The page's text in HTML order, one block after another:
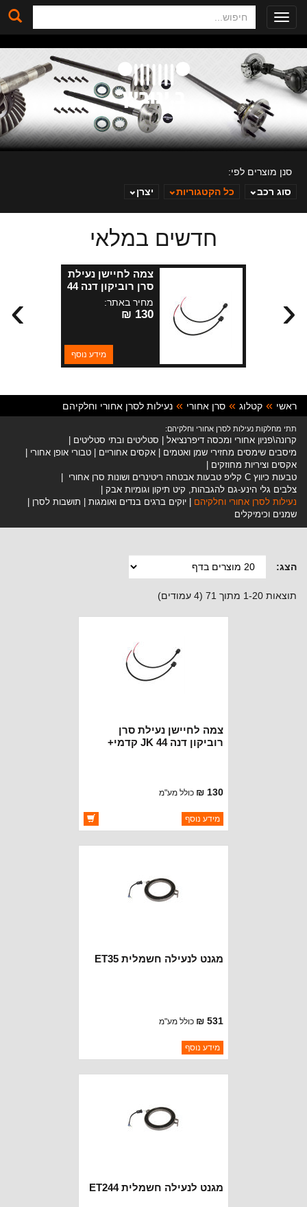
Toggle
navigation
ב. ינוביץ
סנן מוצרים לפי:
סוג רכב
כל הקטגוריות יצרן
חדשים במלאי
צמה לחיישן נעילת
סרן רוביקון דנה 44
JK קדמי+ אחורי
מחיר באתר:
130 ₪
מידע נוסף
› ‹
ראשי קטלוג סרן אחורי נעילות לסרן אחורי וחלקיהם
תתי מחלקות נעילות לסרן אחורי וחלקיהם:
קרונה\פניון אחורי ומכסה דיפרנציאל
סטליטים ובתי סטליטים
מיסבים שימסים מחזירי שמן ואטמים
אקסים אחוריים
טבורי אופן אחורי
אקסים וציריות מחוזקים
טבעות כיווץ C קליפ טבעות אבטחה ריטינרים ושונות סרן אחורי
צלבים גלי הינע-גם להגבהות, קיט תיקון וגומיות אבק
נעילות לסרן אחורי וחלקיהם
יוקים ברגים בנדים ואומגות
תושבות לסרן
שמנים וכימיקלים
הצג:
תוצאות 1-20 מתוך 71 (4 עמודים)
צמה לחיישן נעילת סרן
רוביקון דנה 44 JK קדמי+
130 ₪ כולל מע"מ
ברקוד: 5155359
יצרן:OAKMAN OFFROAD
מידע נוסף
מגנט לנעילה חשמלית ET35
531 ₪ כולל מע"מ
ברקוד: ET35RING
יצרן:OAKMAN OFFROAD
מידע נוסף
מגנט לנעילה חשמלית ET244